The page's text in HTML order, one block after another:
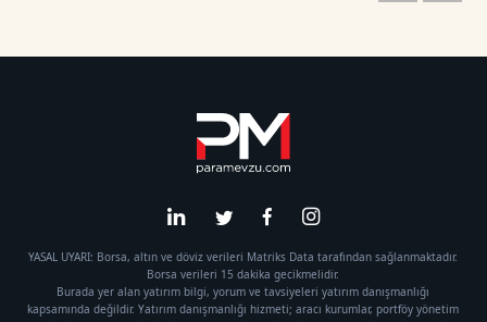
YASAL UYARI: Borsa, altın ve döviz verileri Matriks Data tarafından sağlanmaktadır.
Borsa verileri 15 dakika gecikmelidir.
Burada yer alan yatırım bilgi, yorum ve tavsiyeleri yatırım danışmanlığı
kapsamında değildir. Yatırım danışmanlığı hizmeti; aracı kurumlar, portföy yönetim